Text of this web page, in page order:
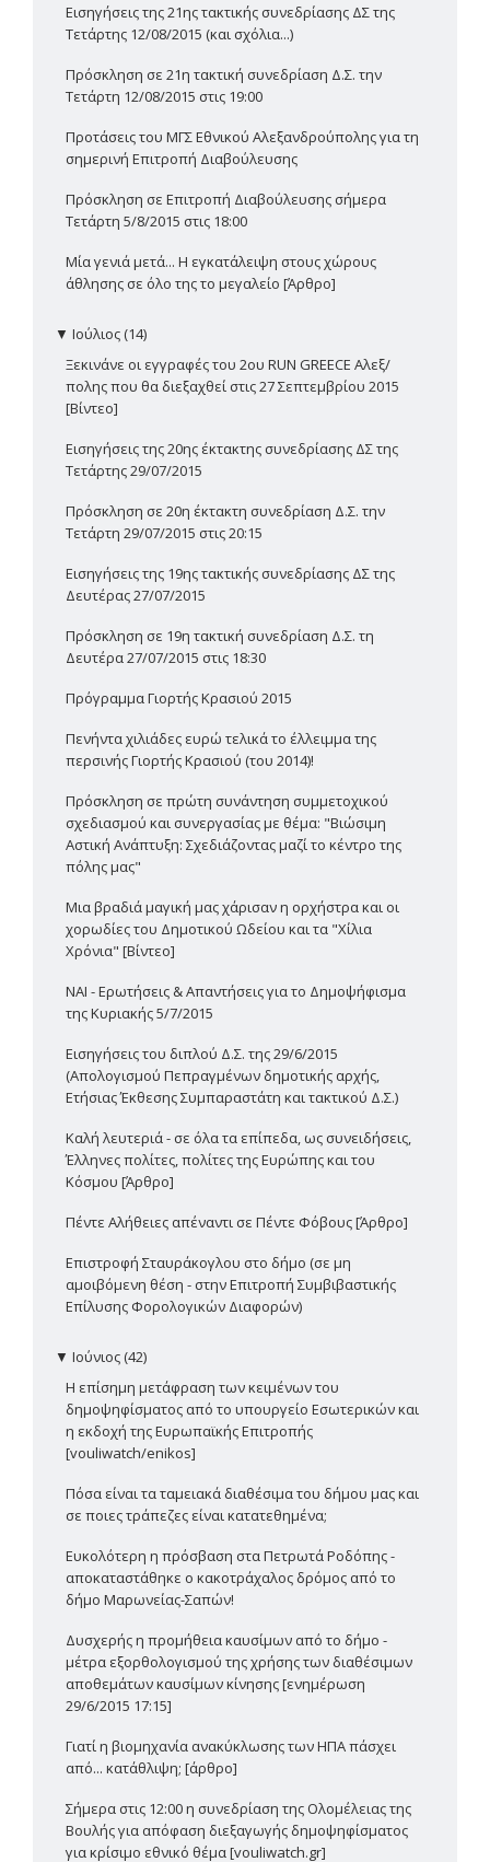
Εισηγήσεις της 21ης τακτικής συνεδρίασης ΔΣ της
Τετάρτης 12/08/2015 (και σχόλια...)
Πρόσκληση σε 21η τακτική συνεδρίαση Δ.Σ. την
Τετάρτη 12/08/2015 στις 19:00
Προτάσεις του ΜΓΣ Εθνικού Αλεξανδρούπολης για τη
σημερινή Επιτροπή Διαβούλευσης
Πρόσκληση σε Επιτροπή Διαβούλευσης σήμερα
Τετάρτη 5/8/2015 στις 18:00
Μία γενιά μετά... Η εγκατάλειψη στους χώρους
άθλησης σε όλο της το μεγαλείο [Άρθρο]
▼ Ιούλιος (14)
Ξεκινάνε οι εγγραφές του 2ου RUN GREECE Αλεξ/
πολης που θα διεξαχθεί στις 27 Σεπτεμβρίου 2015
[Βίντεο]
Εισηγήσεις της 20ης έκτακτης συνεδρίασης ΔΣ της
Τετάρτης 29/07/2015
Πρόσκληση σε 20η έκτακτη συνεδρίαση Δ.Σ. την
Τετάρτη 29/07/2015 στις 20:15
Εισηγήσεις της 19ης τακτικής συνεδρίασης ΔΣ της
Δευτέρας 27/07/2015
Πρόσκληση σε 19η τακτική συνεδρίαση Δ.Σ. τη
Δευτέρα 27/07/2015 στις 18:30
Πρόγραμμα Γιορτής Κρασιού 2015
Πενήντα χιλιάδες ευρώ τελικά το έλλειμμα της
περσινής Γιορτής Κρασιού (του 2014)!
Πρόσκληση σε πρώτη συνάντηση συμμετοχικού
σχεδιασμού και συνεργασίας με θέμα: "Βιώσιμη
Αστική Ανάπτυξη: Σχεδιάζοντας μαζί το κέντρο της
πόλης μας"
Μια βραδιά μαγική μας χάρισαν η ορχήστρα και οι
χορωδίες του Δημοτικού Ωδείου και τα "Χίλια
Χρόνια" [Βίντεο]
ΝΑΙ - Ερωτήσεις & Απαντήσεις για το Δημοψήφισμα
της Κυριακής 5/7/2015
Εισηγήσεις του διπλού Δ.Σ. της 29/6/2015
(Απολογισμού Πεπραγμένων δημοτικής αρχής,
Ετήσιας Έκθεσης Συμπαραστάτη και τακτικού Δ.Σ.)
Καλή λευτεριά - σε όλα τα επίπεδα, ως συνειδήσεις,
Έλληνες πολίτες, πολίτες της Ευρώπης και του
Κόσμου [Άρθρο]
Πέντε Αλήθειες απέναντι σε Πέντε Φόβους [Άρθρο]
Επιστροφή Σταυράκογλου στο δήμο (σε μη
αμοιβόμενη θέση - στην Επιτροπή Συμβιβαστικής
Επίλυσης Φορολογικών Διαφορών)
▼ Ιούνιος (42)
Η επίσημη μετάφραση των κειμένων του
δημοψηφίσματος από το υπουργείο Εσωτερικών και
η εκδοχή της Ευρωπαϊκής Επιτροπής
[vouliwatch/enikos]
Πόσα είναι τα ταμειακά διαθέσιμα του δήμου μας και
σε ποιες τράπεζες είναι κατατεθημένα;
Ευκολότερη η πρόσβαση στα Πετρωτά Ροδόπης -
αποκαταστάθηκε ο κακοτράχαλος δρόμος από το
δήμο Μαρωνείας-Σαπών!
Δυσχερής η προμήθεια καυσίμων από το δήμο -
μέτρα εξορθολογισμού της χρήσης των διαθέσιμων
αποθεμάτων καυσίμων κίνησης [ενημέρωση
29/6/2015 17:15]
Γιατί η βιομηχανία ανακύκλωσης των ΗΠΑ πάσχει
από... κατάθλιψη; [άρθρο]
Σήμερα στις 12:00 η συνεδρίαση της Ολομέλειας της
Βουλής για απόφαση διεξαγωγής δημοψηφίσματος
για κρίσιμο εθνικό θέμα [vouliwatch.gr]